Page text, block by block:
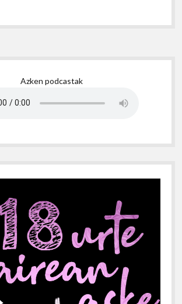
Azken podcastak